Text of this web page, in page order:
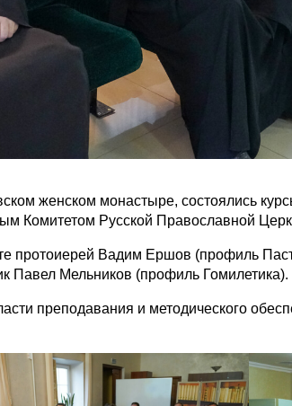
женском монастыре, состоялись
Комитетом Русской Православной
протоиерей Вадим Ершов (профиль
Павел Мельников (профиль Гомилетика).
преподавания и методического